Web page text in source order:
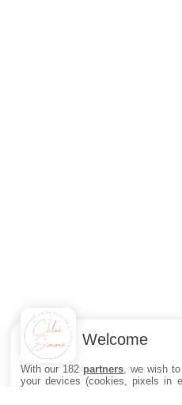
Welcome
With our 182 partners , we wish
your devices (cookies, pixels in